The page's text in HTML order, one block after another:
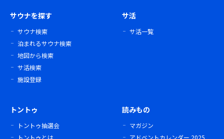
サウナを探す
サウナ検索
泊まれるサウナ検索
地図から検索
サ活検索
施設登録
サ活
サ活一覧
トントゥ
トントゥ抽選会
トントゥとは
読みもの
マガジン
アドベントカレンダー 2025